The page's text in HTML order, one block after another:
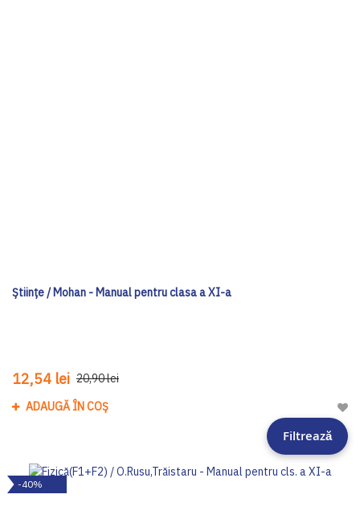
Ştiinţe / Mohan - Manual pentru clasa a XI-a
12,54 lei 20,90 lei
ADAUGĂ ÎN COȘ
-40%
Filtrează